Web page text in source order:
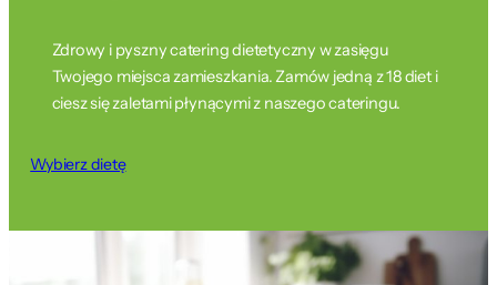
Zdrowy i pyszny catering dietetyczny w zasięgu
Twojego miejsca zamieszkania. Zamów jedną z 18 diet i
ciesz się zaletami płynącymi z naszego cateringu.
Wybierz dietę